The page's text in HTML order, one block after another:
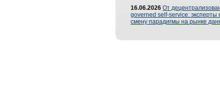
16.06.2026 От
governed self-service: эксперты
смену парадигмы на рынке